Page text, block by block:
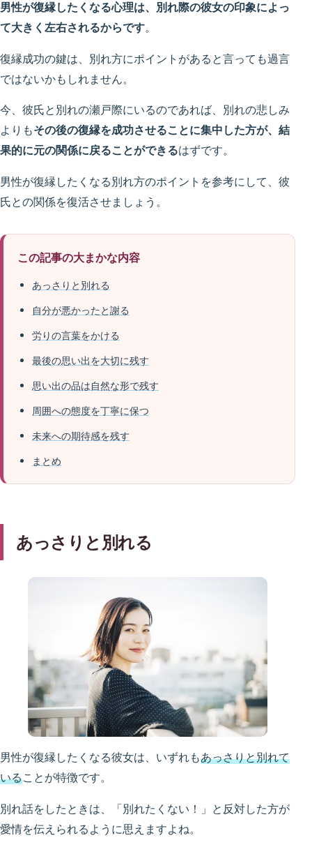
男性が復縁したくなる心理は、別れ際の彼女の印象によっ
て大きく左右されるからです。
復縁成功の鍵は、別れ方にポイントがあると言っても過言
ではないかもしれません。
今、彼氏と別れの瀬戸際にいるのであれば、別れの悲しみ
よりもその後の復縁を成功させることに集中した方が、結
果的に元の関係に戻ることができるはずです。
男性が復縁したくなる別れ方のポイントを参考にして、彼
氏との関係を復活させましょう。
この記事の大まかな内容
あっさりと別れる
自分が悪かったと謝る
労りの言葉をかける
最後の思い出を大切に残す
思い出の品は自然な形で残す
周囲への態度を丁寧に保つ
未来への期待感を残す
まとめ
あっさりと別れる
男性が復縁したくなる彼女は、いずれもあっさりと別れて
いることが特徴です。
別れ話をしたときは、「別れたくない！」と反対した方が
愛情を伝えられるように思えますよね。